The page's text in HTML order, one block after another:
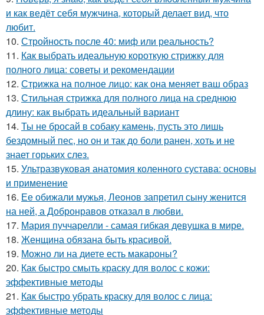
и как ведёт себя мужчина, который делает вид, что
любит.
10. Стройность после 40: миф или реальность?
11. Как выбрать идеальную короткую стрижку для
полного лица: советы и рекомендации
12. Стрижка на полное лицо: как она меняет ваш образ
13. Стильная стрижка для полного лица на среднюю
длину: как выбрать идеальный вариант
14. Ты не бросай в собаку камень, пусть это лишь
бездомный пес, но он и так до боли ранен, хоть и не
знает горьких слез.
15. Ультразвуковая анатомия коленного сустава: основы
и применение
16. Ее обижали мужья, Леонов запретил сыну женится
на ней, а Добронравов отказал в любви.
17. Мария пуччарелли - самая гибкая девушка в мире.
18. Женщина обязана быть красивой.
19. Можно ли на диете есть макароны?
20. Как быстро смыть краску для волос с кожи:
эффективные методы
21. Как быстро убрать краску для волос с лица:
эффективные методы